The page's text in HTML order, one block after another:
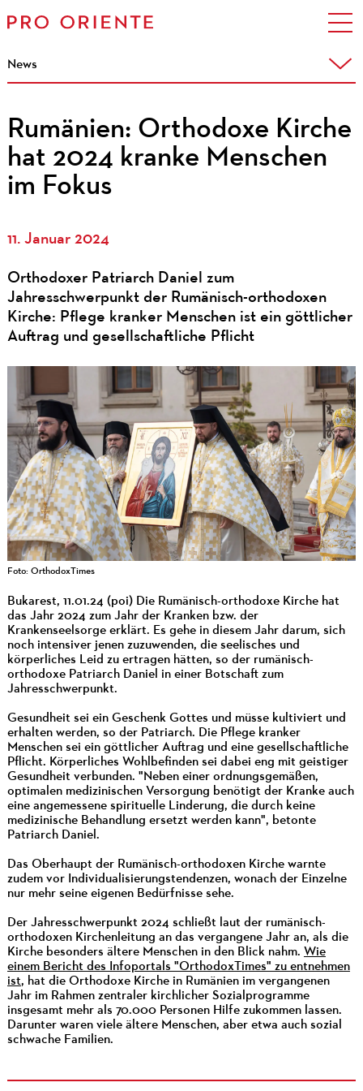
News
Rumänien: Orthodoxe Kirche
hat 2024 kranke Menschen
im Fokus
11. Januar 2024
Orthodoxer Patriarch Daniel zum
Jahresschwerpunkt der Rumänisch-orthodoxen
Kirche: Pflege kranker Menschen ist ein göttlicher
Auftrag und gesellschaftliche Pflicht
Foto: OrthodoxTimes
Bukarest, 11.01.24 (poi) Die Rumänisch-orthodoxe Kirche hat
das Jahr 2024 zum Jahr der Kranken bzw. der
Krankenseelsorge erklärt. Es gehe in diesem Jahr darum, sich
noch intensiver jenen zuzuwenden, die seelisches und
körperliches Leid zu ertragen hätten, so der rumänisch-
orthodoxe Patriarch Daniel in einer Botschaft zum
Jahresschwerpunkt.
Gesundheit sei ein Geschenk Gottes und müsse kultiviert und
erhalten werden, so der Patriarch. Die Pflege kranker
Menschen sei ein göttlicher Auftrag und eine gesellschaftliche
Pflicht. Körperliches Wohlbefinden sei dabei eng mit geistiger
Gesundheit verbunden. "Neben einer ordnungsgemäßen,
optimalen medizinischen Versorgung benötigt der Kranke auch
eine angemessene spirituelle Linderung, die durch keine
medizinische Behandlung ersetzt werden kann", betonte
Patriarch Daniel.
Das Oberhaupt der Rumänisch-orthodoxen Kirche warnte
zudem vor Individualisierungstendenzen, wonach der Einzelne
nur mehr seine eigenen Bedürfnisse sehe.
Der Jahresschwerpunkt 2024 schließt laut der rumänisch-
orthodoxen Kirchenleitung an das vergangene Jahr an, als die
Kirche besonders ältere Menschen in den Blick nahm. Wie
einem Bericht des Infoportals "OrthodoxTimes" zu entnehmen
ist, hat die Orthodoxe Kirche in Rumänien im vergangenen
Jahr im Rahmen zentraler kirchlicher Sozialprogramme
insgesamt mehr als 70.000 Personen Hilfe zukommen lassen.
Darunter waren viele ältere Menschen, aber etwa auch sozial
schwache Familien.